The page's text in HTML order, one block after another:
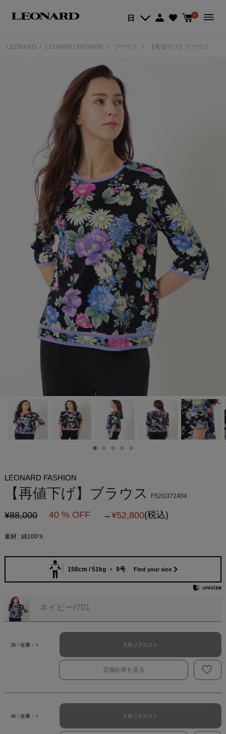
日 0
LEONARD LEONARD FASHION ブラウス 【再値下げ】ブラウス
LEONARD FASHION
【再値下げ】ブラウス F52G372404
¥88,000 40 % OFF →¥52,800(税込)
素材 : 綿100％
158cm / 51kg 9号 Find your size
ネイビー/701
38 / 在庫：× 入荷リクエスト
店舗在庫を見る
40 / 在庫：× 入荷リクエスト